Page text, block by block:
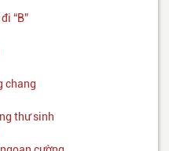
“B”
chang
thư sinh